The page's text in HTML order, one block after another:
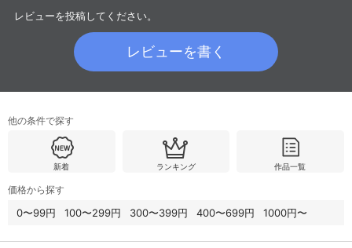
決済方法変更 決済方法の変更が可能です。
４ヵ月分の購入明細の確認が可能です。
Myクーポン
購入履歴
レンタル、購入、定額見放題の購入履歴の
お気に入り
す。お気に入りに追加した作品の削除も可
レビューを投稿してください。
レビューを書く
他の条件で探す
新着 ランキング 作品一覧
価格から探す
0〜99円 100〜299円 300〜399円 400〜699円 1000円〜